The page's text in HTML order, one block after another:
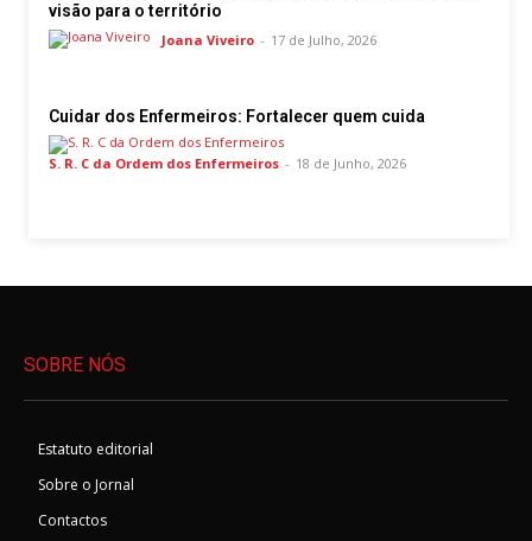
visão para o território
Joana Viveiro - 17 de Julho, 2026
Cuidar dos Enfermeiros: Fortalecer quem cuida
S. R. C da Ordem dos Enfermeiros - 18 de Junho, 2026
SOBRE NÓS
Estatuto editorial
Sobre o Jornal
Contactos